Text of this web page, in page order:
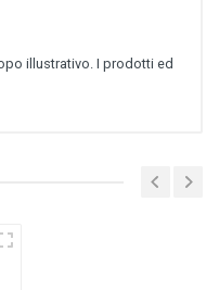
illustrativo. I prodotti ed